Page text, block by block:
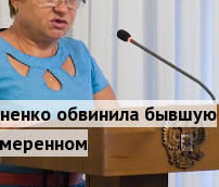
обвинила бывшую